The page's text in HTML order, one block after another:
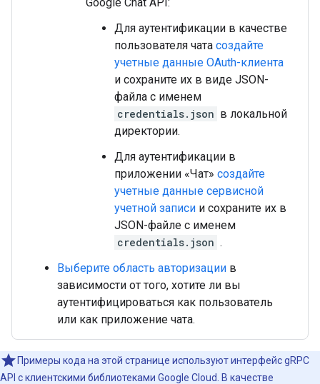
Для аутентификации в качестве
пользователя чата создайте
учетные данные OAuth-клиента
и сохраните их в виде JSON-
файла с именем
credentials.json в локальной
директории.
Для аутентификации в
приложении «Чат» создайте
учетные данные сервисной
учетной записи и сохраните их в
JSON-файле с именем
credentials.json .
Выберите область авторизации в
зависимости от того, хотите ли вы
аутентифицироваться как пользователь
или как приложение чата.
Примеры кода на этой странице используют интерфейс gRPC
API с клиентскими библиотеками Google Cloud. В качестве